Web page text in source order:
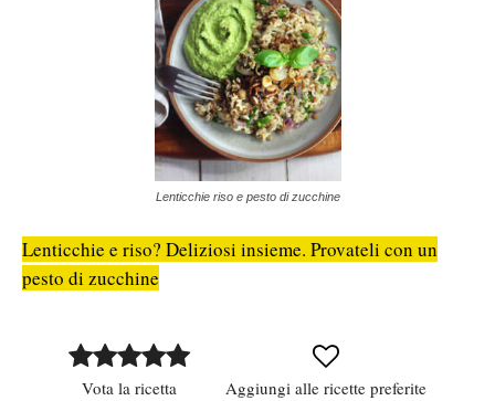
Lenticchie riso e pesto di zucchine
Lenticchie e riso? Deliziosi insieme. Provateli con un
pesto di zucchine
Vota la ricetta Aggiungi alle ricette preferite